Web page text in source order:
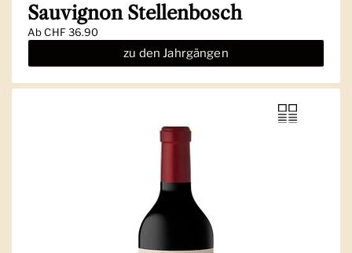
Sauvignon Stellenbosch
AbCHF 36.90
zu den Jahrgängen